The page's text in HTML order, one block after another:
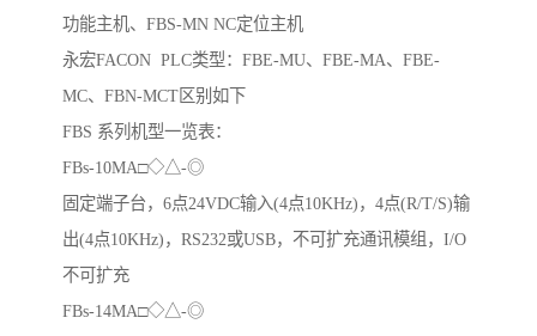
功能主机、FBS-MN NC定位主机
永宏FACON PLC类型：FBE-MU、FBE-MA、FBE-
MC、FBN-MCT区别如下
FBS 系列机型一览表：
FBs-10MA□◇△-◎
固定端子台，6点24VDC输入(4点10KHz)，4点(R/T/S)输
出(4点10KHz)，RS232或USB，不可扩充通讯模组，I/O
不可扩充
FBs-14MA□◇△-◎